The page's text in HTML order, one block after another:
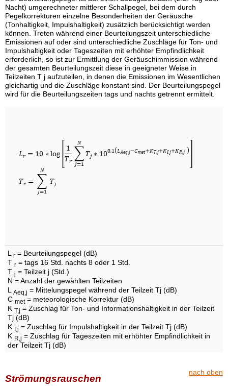
Nacht) umgerechneter mittlerer Schallpegel, bei dem durch
Pegelkorrekturen einzelne Besonderheiten der Geräusche
(Tonhaltigkeit, Impulshaltigkeit) zusätzlich berücksichtigt werden
können. Treten während einer Beurteilungszeit unterschiedliche
Emissionen auf oder sind unterschiedliche Zuschläge für Ton- und
Impulshaltigkeit oder Tageszeiten mit erhöhter Empfindlichkeit
erforderlich, so ist zur Ermittlung der Geräuschimmission während
der gesamten Beurteilungszeit diese in geeigneter Weise in
Teilzeiten T j aufzuteilen, in denen die Emissionen im Wesentlichen
gleichartig und die Zuschläge konstant sind. Der Beurteilungspegel
wird für die Beurteilungszeiten tags und nachts getrennt ermittelt.
L r = Beurteilungspegel (dB)
T r = tags 16 Std. nachts 8 oder 1 Std.
T j = Teilzeit j (Std.)
N = Anzahl der gewählten Teilzeiten
L Aeq,j = Mittelungspegel während der Teilzeit Tj (dB)
C met= meteorologische Korrektur (dB)
K T,j = Zuschlag für Ton- und Informationshaltigkeit in der Teilzeit
Tj (dB)
K I,j = Zuschlag für Impulshaltigkeit in der Teilzeit Tj (dB)
K R,j = Zuschlag für Tageszeiten mit erhöhter Empfindlichkeit in
der Teilzeit Tj (dB)
nach oben
Strömungsrauschen